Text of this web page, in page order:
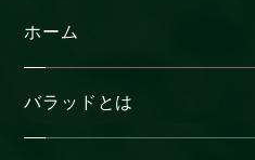
ホーム
バラッドとは